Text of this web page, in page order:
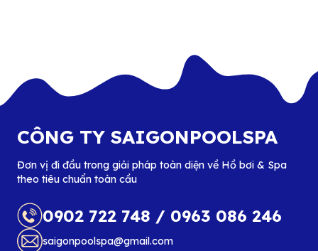
CÔNG TY SAIGONPOOLSPA
Đơn vị đi đầu trong giải pháp toàn diện về Hồ bơi & Spa
theo tiêu chuẩn toàn cầu
0902 722 748 / 0963 086 246
saigonpoolspa@gmail.com